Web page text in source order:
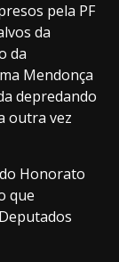
pela PF
da
da
Mendonça
depredando
outra vez
Honorato
que